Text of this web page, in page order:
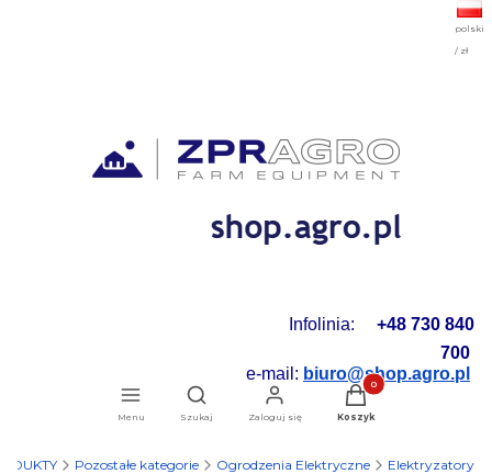
polski
/ zł
Infolinia: +48 730 840
700
e-mail: biuro@shop.agro.pl
Menu
Otwórz wyszukiwarkę
Szukaj Zaloguj się
Produkty w koszyku: 0.
Koszyk
Pozostałe kategorie Ogrodzenia Elektryczne Elektryzatory